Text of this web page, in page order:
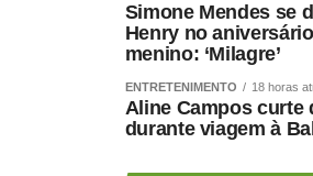
COMENTE ABAIXO:
WhatsApp
Facebook
Twitter
Simone Mendes se
Henry no
menino: ‘Milagre’
ENTRETENIMENTO 18 horas
Aline Campos curte
durante viagem à